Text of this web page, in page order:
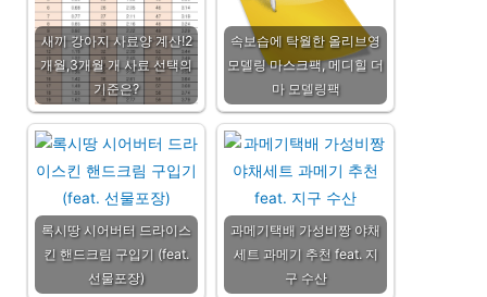
새끼 강아지 사료양 계산!2
개월,3개월 개 사료 선택의
기준은?
속보습에 탁월한 올리브영
모델링 마스크팩, 메디힐 더
마 모델링팩
록시땅 시어버터 드라이스
킨 핸드크림 구입기 (feat.
선물포장)
과메기택배 가성비짱 야채
세트 과메기 추천 feat. 지
구 수산